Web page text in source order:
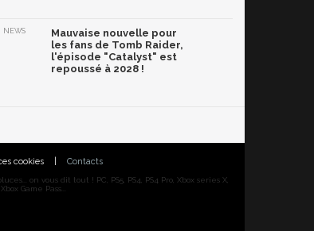
NEWS
Mauvaise nouvelle pour
les fans de Tomb Raider,
l'épisode "Catalyst" est
repoussé à 2028 !
cookies Contacts
on vous dit tout ! PC, PS5, PS4, PS4 Pro, Xbox series X,
Game Pass...